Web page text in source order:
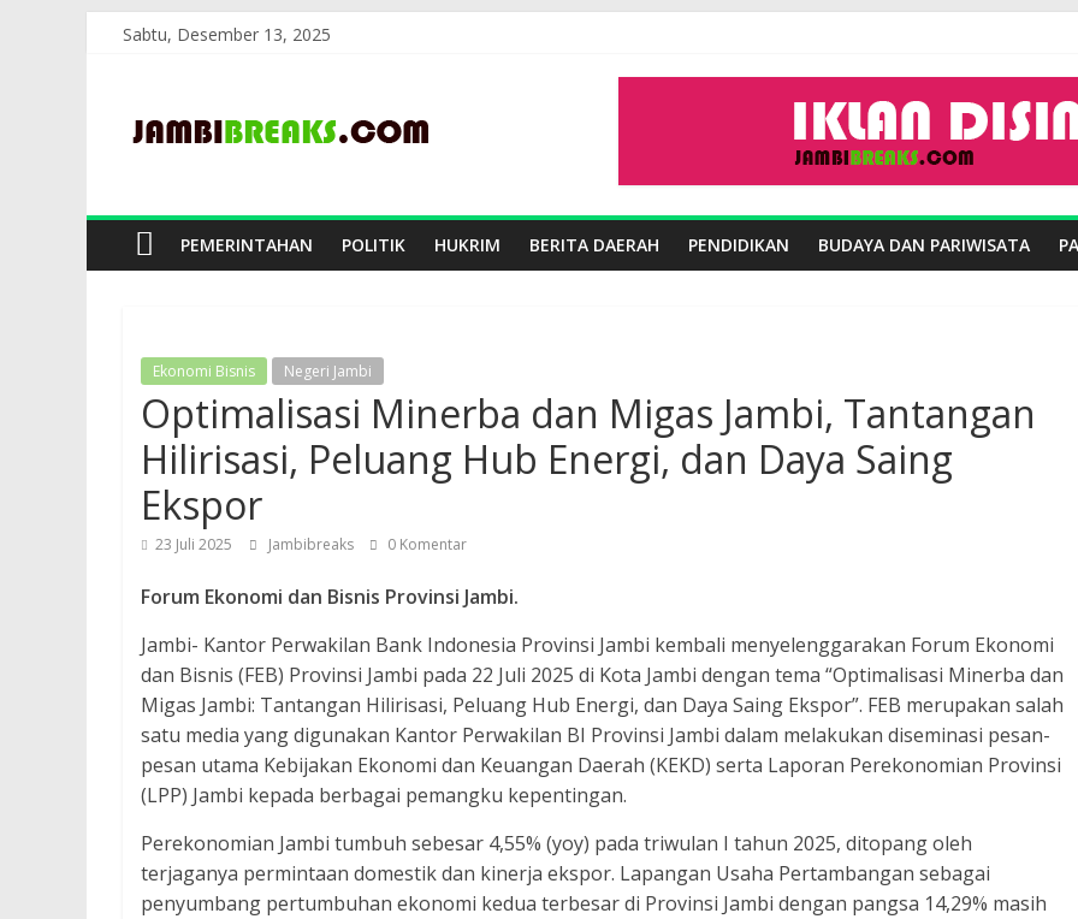
Sabtu, Desember 13, 2025
JambiBreaks
PEMERINTAHAN POLITIK HUKRIM BERITA DAERAH PENDIDIKAN BUDAYA DAN PARIWISATA
Ekonomi Bisnis Negeri Jambi
Optimalisasi Minerba dan Migas Jambi, Tantangan
Hilirisasi, Peluang Hub Energi, dan Daya Saing
Ekspor
23 Juli 2025 Jambibreaks 0 Komentar
Forum Ekonomi dan Bisnis Provinsi Jambi.
Jambi- Kantor Perwakilan Bank Indonesia Provinsi Jambi kembali menyelenggarakan Forum Ekonomi
dan Bisnis (FEB) Provinsi Jambi pada 22 Juli 2025 di Kota Jambi dengan tema “Optimalisasi Minerba dan
Migas Jambi: Tantangan Hilirisasi, Peluang Hub Energi, dan Daya Saing Ekspor”. FEB merupakan salah
satu media yang digunakan Kantor Perwakilan BI Provinsi Jambi dalam melakukan diseminasi pesan-
pesan utama Kebijakan Ekonomi dan Keuangan Daerah (KEKD) serta Laporan Perekonomian Provinsi
(LPP) Jambi kepada berbagai pemangku kepentingan.
Perekonomian Jambi tumbuh sebesar 4,55% (yoy) pada triwulan I tahun 2025, ditopang oleh
terjaganya permintaan domestik dan kinerja ekspor. Lapangan Usaha Pertambangan sebagai
penyumbang pertumbuhan ekonomi kedua terbesar di Provinsi Jambi dengan pangsa 14,29% masih